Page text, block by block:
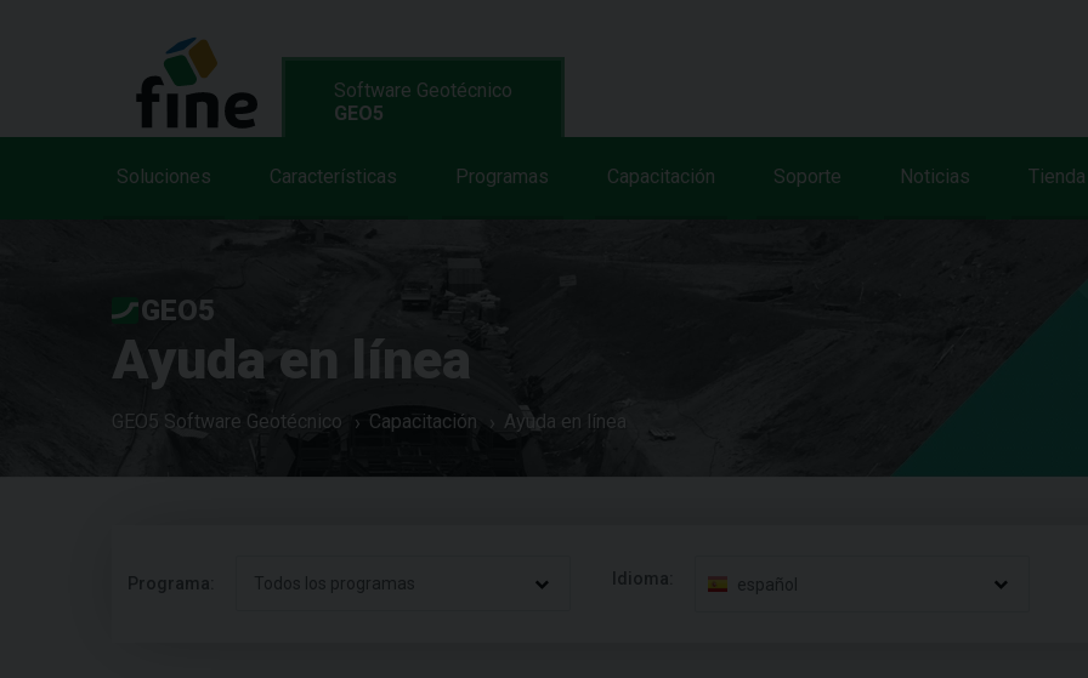
Software Geotécnico
GEO5
Soluciones Características Programas Capacitación Soporte Noticias Tienda
GEO5
Ayuda en línea
GEO5 Software Geotécnico Capacitación Ayuda en línea
Programa: Todos los programas Idioma: español